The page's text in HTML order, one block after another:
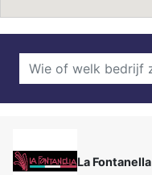
La Fontanella